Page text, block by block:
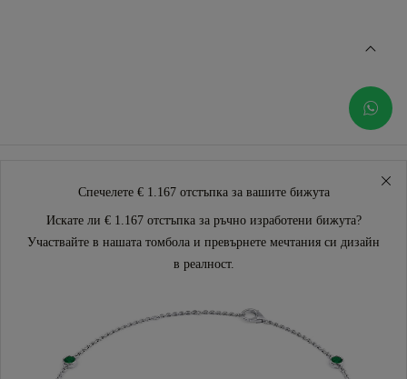
Спечелете € 1.167 отстъпка за вашите бижута
Искате ли € 1.167 отстъпка за ръчно изработени бижута?
Участвайте в нашата томбола и превърнете мечтания си дизайн
в реалност.